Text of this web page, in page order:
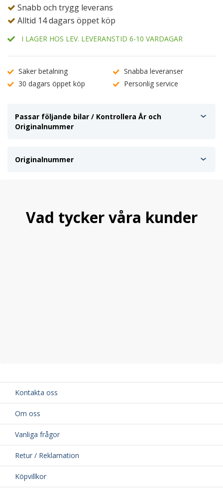
Snabb och trygg leverans
Alltid 14 dagars öppet köp
I LAGER HOS LEV. LEVERANSTID 6-10 VARDAGAR
Säker betalning
Snabba leveranser
30 dagars öppet köp
Personlig service
Passar följande bilar / Kontrollera År och
Originalnummer
Originalnummer
Vad tycker våra kunder
Kontakta oss
Om oss
Vanliga frågor
Retur / Reklamation
Köpvillkor